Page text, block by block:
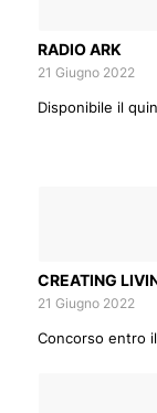
RADIO ARK
21 Giugno 2022
Disponibile il
CREATING
21 Giugno 2022
Concorso entro